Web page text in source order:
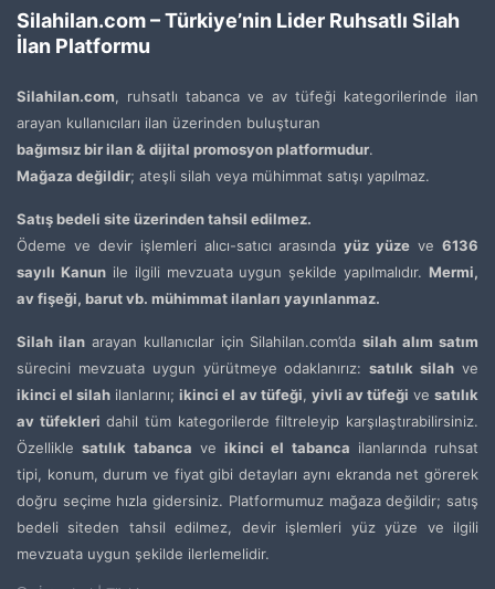
Silahilan.com – Türkiye’nin Lider Ruhsatlı Silah
İlan Platformu
Silahilan.com, ruhsatlı tabanca ve av tüfeği kategorilerinde ilan
arayan kullanıcıları ilan üzerinden buluşturan
bağımsız bir ilan & dijital promosyon platformudur.
Mağaza değildir; ateşli silah veya mühimmat satışı yapılmaz.
Satış bedeli site üzerinden tahsil edilmez.
Ödeme ve devir işlemleri alıcı-satıcı arasındayüz yüze ve6136
sayılı Kanunile ilgili mevzuata uygun şekilde yapılmalıdır. Mermi,
av fişeği, barut vb. mühimmat ilanları yayınlanmaz.
Silah ilanarayan kullanıcılar için Silahilan.com’dasilah alım satım
sürecini mevzuata uygun yürütmeye odaklanırız:satılık silah ve
ikinci el silah ilanlarını;ikinci el av tüfeği, yivli av tüfeği vesatılık
av tüfekleri dahil tüm kategorilerde filtreleyip karşılaştırabilirsiniz.
Özelliklesatılık tabanca ve ikinci el tabanca ilanlarında ruhsat
tipi, konum, durum ve fiyat gibi detayları aynı ekranda net görerek
doğru seçime hızla gidersiniz. Platformumuz mağaza değildir; satış
bedeli siteden tahsil edilmez, devir işlemleri yüz yüze ve ilgili
mevzuata uygun şekilde ilerlemelidir.